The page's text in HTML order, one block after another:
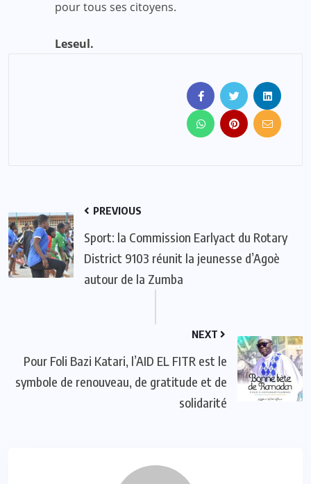
pour tous ses citoyens.
Leseul.
PREVIOUS
Sport: la Commission Earlyact du Rotary
District 9103 réunit la jeunesse d’Agoè
autour de la Zumba
NEXT
Pour Foli Bazi Katari, l’AID EL FITR est le
symbole de renouveau, de gratitude et de
solidarité